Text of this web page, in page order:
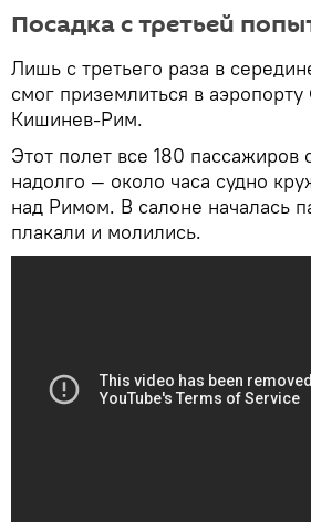
Посадка с третьей
Лишь с третьего раза в
смог приземлиться в
Кишинев-Рим.
Этот полет все 180 пассажиров
надолго — около часа судно
над Римом. В салоне началась
плакали и молились.